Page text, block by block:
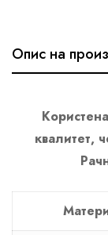
Опис на
квалитет,